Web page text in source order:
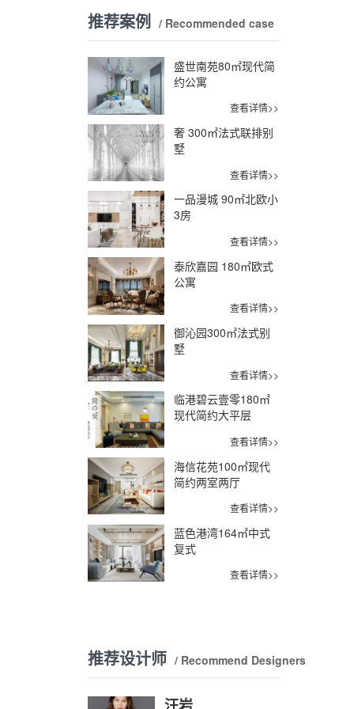
推荐案例 / Recommended case
盛世南苑80㎡现代简
约公寓
查看详情>>
奢 300㎡法式联排别
墅
查看详情>>
一品漫城 90㎡北欧小
3房
查看详情>>
泰欣嘉园 180㎡欧式
公寓
查看详情>>
御沁园300㎡法式别
墅
查看详情>>
临港碧云壹零180㎡
现代简约大平层
查看详情>>
海信花苑100㎡现代
简约两室两厅
查看详情>>
蓝色港湾164㎡中式
复式
查看详情>>
推荐设计师 / Recommend Designers
汪岩